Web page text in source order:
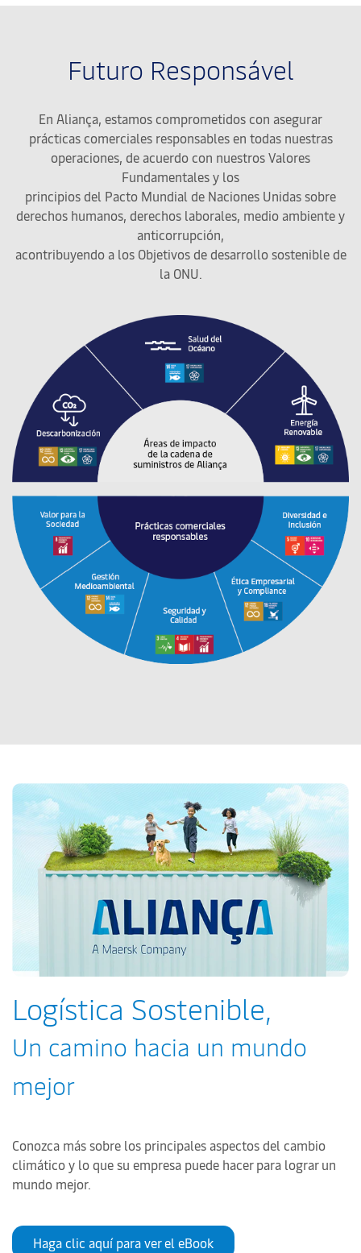
Futuro Responsável
En Aliança, estamos comprometidos con asegurar
prácticas comerciales responsables en todas nuestras
operaciones, de acuerdo con nuestros Valores
Fundamentales y los
principios del Pacto Mundial de Naciones Unidas sobre
derechos humanos, derechos laborales, medio ambiente y
anticorrupción,
acontribuyendo a los Objetivos de desarrollo sostenible de
la ONU.
Logística Sostenible,
Un camino hacia un mundo
mejor
Conozca más sobre los principales aspectos del cambio
climático y lo que su empresa puede hacer para lograr un
mundo mejor.
Haga clic aquí para ver el eBook